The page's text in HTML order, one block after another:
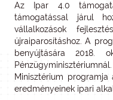
Az Ipar 4.0
támogatással járul
vállalkozások
újraiparosításhoz. A
benyújtására 2018.
Minisztérium
eredményeinek ipari